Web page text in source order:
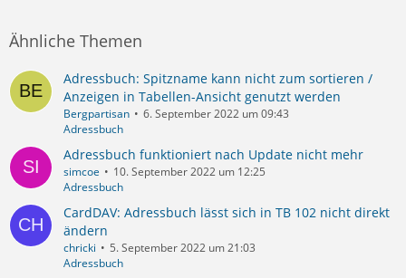
Ähnliche Themen
Adressbuch: Spitzname kann nicht zum sortieren /
Anzeigen in Tabellen-Ansicht genutzt werden
Bergpartisan
6. September 2022 um 09:43
Adressbuch
Adressbuch funktioniert nach Update nicht mehr
simcoe
10. September 2022 um 12:25
Adressbuch
CardDAV: Adressbuch lässt sich in TB 102 nicht direkt
ändern
chricki
5. September 2022 um 21:03
Adressbuch